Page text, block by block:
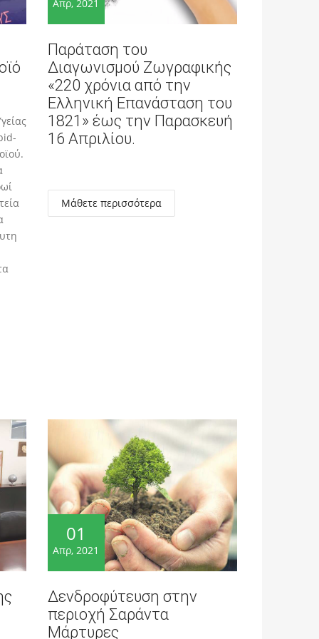
Απρ, 2021
Παράταση του
Διαγωνισμού Ζωγραφικής
«220 χρόνια από την
Ελληνική Επανάσταση του
1821» έως την Παρασκευή
16 Απριλίου.
Μάθετε περισσότερα
01
Απρ, 2021
Δενδροφύτευση στην
περιοχή Σαράντα
Μάρτυρες